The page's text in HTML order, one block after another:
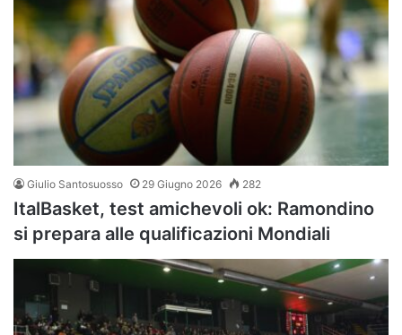
Giulio Santosuosso 29 Giugno 2026 282
ItalBasket, test amichevoli ok: Ramondino
si prepara alle qualificazioni Mondiali